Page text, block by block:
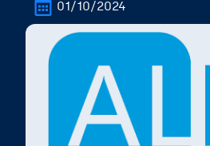
01/10/2024